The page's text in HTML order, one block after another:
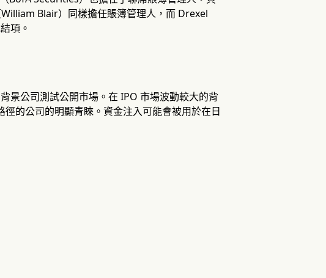
Blair）同樣擔任賬簿管理人，而 Drexel
項。
景公司測試公開市場。在 IPO 市場波動較大的背
的公司的明顯青睞。資金注入可能會被用於在日